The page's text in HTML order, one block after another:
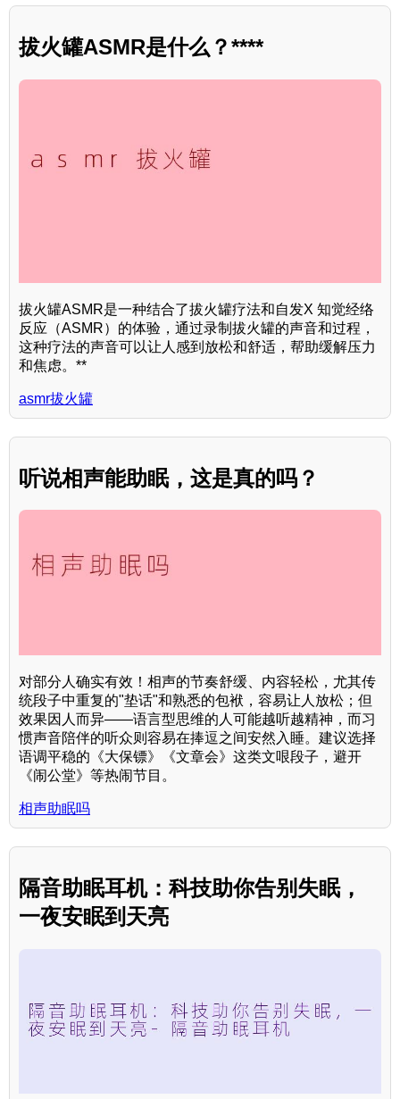
拔火罐ASMR是什么？****
拔火罐ASMR是一种结合了拔火罐疗法和自发X 知觉经络
反应（ASMR）的体验，通过录制拔火罐的声音和过程，
这种疗法的声音可以让人感到放松和舒适，帮助缓解压力
和焦虑。**
asmr拔火罐
听说相声能助眠，这是真的吗？
对部分人确实有效！相声的节奏舒缓、内容轻松，尤其传
统段子中重复的"垫话"和熟悉的包袱，容易让人放松；但
效果因人而异——语言型思维的人可能越听越精神，而习
惯声音陪伴的听众则容易在捧逗之间安然入睡。建议选择
语调平稳的《大保镖》《文章会》这类文哏段子，避开
《闹公堂》等热闹节目。
相声助眠吗
隔音助眠耳机：科技助你告别失眠，
一夜安眠到天亮